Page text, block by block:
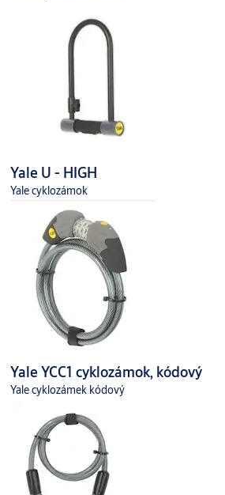
Yale U - HIGH
Yale cyklozámok
Yale YCC1 cyklozámok, kódový
Yale cyklozámek kódový